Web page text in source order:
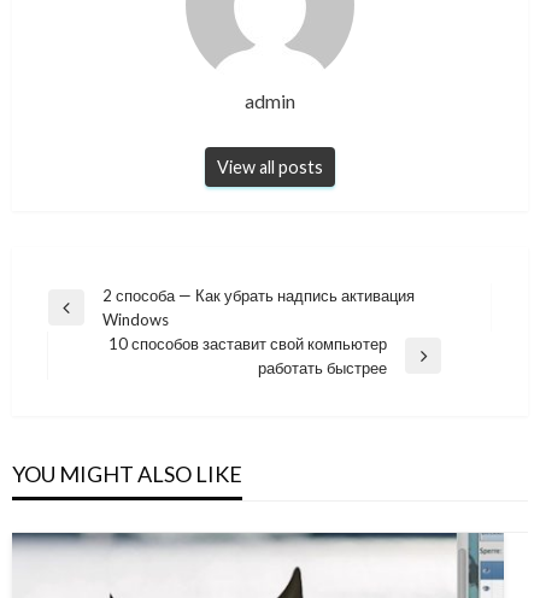
admin
View all posts
Навигация
Previous
2 способа — Как убрать надпись активация
Windows
10 способов заставит свой компьютер
работать быстрее
YOU MIGHT ALSO LIKE